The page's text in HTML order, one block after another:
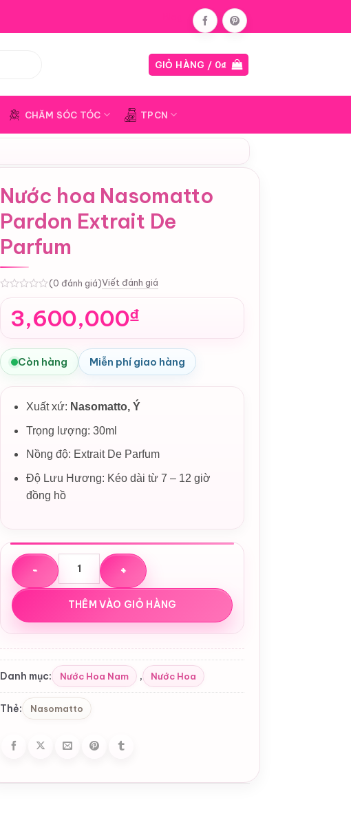
GIỎ HÀNG / 0₫
CHĂM SÓC TÓC TPCN
Nước hoa Nasomatto
Pardon Extrait De
Parfum
(0 đánh giá)Viết đánh giá
3,600,000₫
Còn hàng Miễn phí giao hàng
Xuất xứ: Nasomatto, Ý
Trọng lượng: 30ml
Nồng độ: Extrait De Parfum
Độ Lưu Hương: Kéo dài từ 7 – 12 giờ
đồng hồ
Nước hoa Nasomatto Pardon Extrait De Parfum số lượng
THÊM VÀO GIỎ HÀNG
Danh mục: Nước Hoa Nam , Nước Hoa
Thẻ: Nasomatto